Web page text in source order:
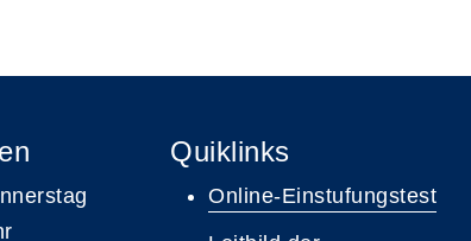
Quiklinks
Online-Einstufungstest